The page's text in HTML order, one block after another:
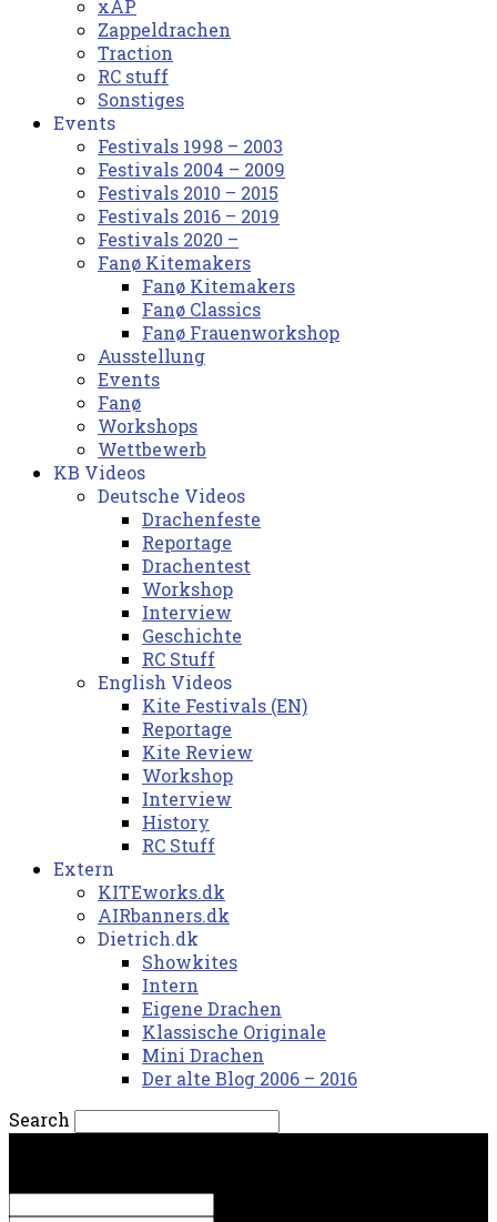
xAP
Zappeldrachen
Traction
RC stuff
Sonstiges
Events
Festivals 1998 – 2003
Festivals 2004 – 2009
Festivals 2010 – 2015
Festivals 2016 – 2019
Festivals 2020 –
Fanø Kitemakers
Fanø Kitemakers
Fanø Classics
Fanø Frauenworkshop
Ausstellung
Events
Fanø
Workshops
Wettbewerb
KB Videos
Deutsche Videos
Drachenfeste
Reportage
Drachentest
Workshop
Interview
Geschichte
RC Stuff
English Videos
Kite Festivals (EN)
Reportage
Kite Review
Workshop
Interview
History
RC Stuff
Extern
KITEworks.dk
AIRbanners.dk
Dietrich.dk
Showkites
Intern
Eigene Drachen
Klassische Originale
Mini Drachen
Der alte Blog 2006 – 2016
Search